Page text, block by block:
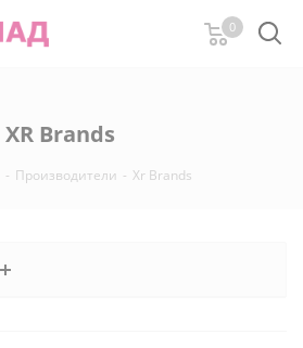
0
XR Brands
- Производители - Xr Brands